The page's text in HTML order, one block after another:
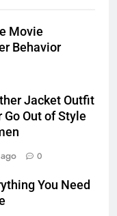
Movie
Behavior
Jacket Outfit
Go Out of Style
0
You Need
Trends and
About
Purchase
Buying?